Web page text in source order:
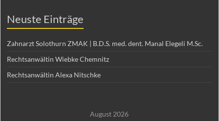
Neuste Einträge
Zahnarzt Solothurn ZMAK | B.D.S. med. dent. Manal Elegeli M.Sc.
Rechtsanwältin Wiebke Chemnitz
Rechtsanwältin Alexa Nitschke
August 2026